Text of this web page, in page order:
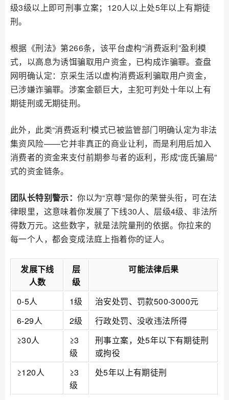
级3级以上即可刑事立案；120人以上处5年以上有期徒
刑。
根据《刑法》第266条，该平台虚构“消费返利”盈利模
式，以高息为诱饵骗取用户资金，已构成诈骗罪。查盘
网明确认定：京采生活以虚构消费返利骗取用户资金，
已涉嫌诈骗罪。涉案金额巨大，主犯可判处十年以上有
期徒刑或无期徒刑。
此外，此类“消费返利”模式已被监管部门明确认定为非法
集资风险——它并非真正的商业让利，而是利用后加入
消费者的资金来支付前期参与者的返利，形成“庞氏骗局”
式的资金链条。
团队长特别警示：你以为“京尊”是你的荣誉头衔，可在法
律眼里，这意味着你发展了下线30人、层级4级、非法所
得数万元。这些数字，就是法院量刑的依据。你拉来的
每一个人，都会变成法庭上指着你的证人。
发展下线
人数
层
级
可能法律后果
0-5人 1级
治安处罚、罚款500-3000元
6-29人
2级
行政处罚、没收违法所得
≥30人
≥3
级
刑事立案，处5年以下有期徒刑
或拘役
≥120人
≥3
级
处5年以上有期徒刑